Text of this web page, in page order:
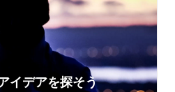
イデアを探そう